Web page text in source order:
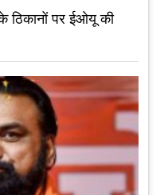
ठिकानों पर ईओयू की